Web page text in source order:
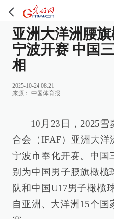
亚洲大洋洲腰
宁波开赛 中国
相
2025-10-24 08:21
来源： 中国体育报
10月23日，2025
合会（IFAF）亚洲大洋
宁波市奉化开赛。中国
别为中国男子腰旗橄榄
队和中国U17男子橄榄
自亚洲、大洋洲15个国